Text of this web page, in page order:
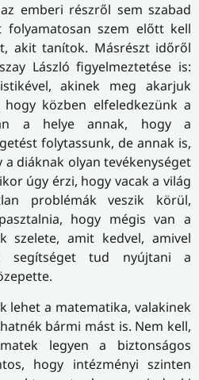
emberi részről sem szabad
folyamatosan szem előtt kell
akit tanítok. Másrészt időről
László figyelmeztetése is:
akinek meg akarjuk
közben elfeledkezünk a
a helye annak, hogy a
folytassunk, de annak is,
diáknak olyan tevékenységet
úgy érzi, hogy vacak a világ
problémák veszik körül,
hogy mégis van a
szelete, amit kedvel, amivel
segítséget tud nyújtani a
lehet a matematika, valakinek
bármi mást is. Nem kell,
legyen a biztonságos
hogy intézményi szinten